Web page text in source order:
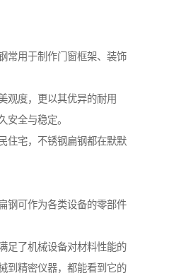
常用于制作门窗框架、装饰
观度，更以其优异的耐用
安全与稳定。
住宅，不锈钢扁钢都在默默
钢可作为各类设备的零部件
足了机械设备对材料性能的
到精密仪器，都能看到它的